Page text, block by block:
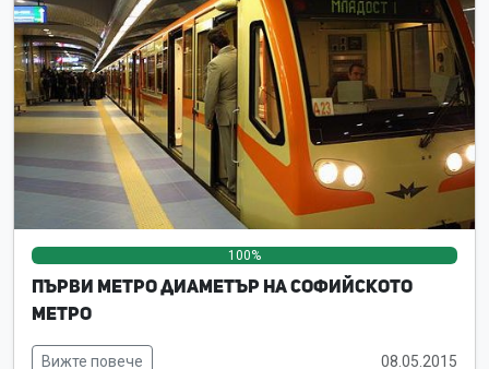
100%
Първи метро диаметър на Софийското
метро
Вижте повече 08.05.2015